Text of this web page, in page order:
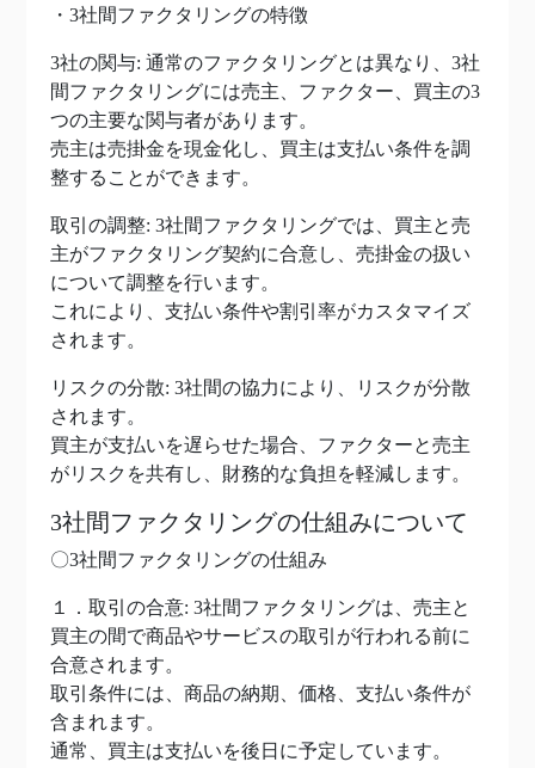
・3社間ファクタリングの特徴
3社の関与: 通常のファクタリングとは異なり、3社
間ファクタリングには売主、ファクター、買主の3
つの主要な関与者があります。
売主は売掛金を現金化し、買主は支払い条件を調
整することができます。
取引の調整: 3社間ファクタリングでは、買主と売
主がファクタリング契約に合意し、売掛金の扱い
について調整を行います。
これにより、支払い条件や割引率がカスタマイズ
されます。
リスクの分散: 3社間の協力により、リスクが分散
されます。
買主が支払いを遅らせた場合、ファクターと売主
がリスクを共有し、財務的な負担を軽減します。
3社間ファクタリングの仕組みについて
〇3社間ファクタリングの仕組み
１．取引の合意: 3社間ファクタリングは、売主と
買主の間で商品やサービスの取引が行われる前に
合意されます。
取引条件には、商品の納期、価格、支払い条件が
含まれます。
通常、買主は支払いを後日に予定しています。